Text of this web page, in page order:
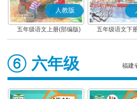
人教版
五年级语文上册(部编版) 五年级语文下
六年级 福建